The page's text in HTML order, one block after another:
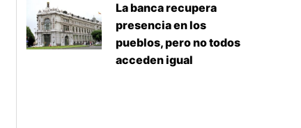
La banca recupera
presencia en los
pueblos, pero no todos
acceden igual